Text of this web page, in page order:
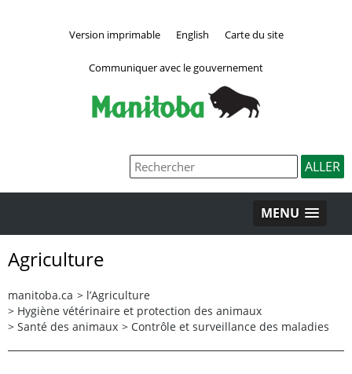
Version imprimable English Carte du site
Communiquer avec le gouvernement
MENU
Agriculture
manitoba.ca > l’Agriculture
> Hygiène vétérinaire et protection des animaux
> Santé des animaux > Contrôle et surveillance des maladies